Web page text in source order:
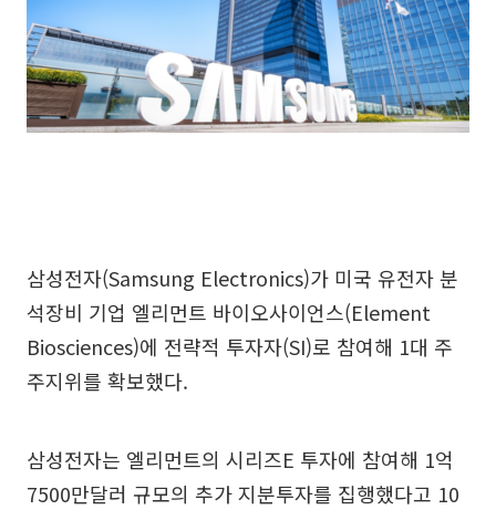
삼성전자(Samsung Electronics)가 미국 유전자 분
석장비 기업 엘리먼트 바이오사이언스(Element
Biosciences)에 전략적 투자자(SI)로 참여해 1대 주
주지위를 확보했다.
삼성전자는 엘리먼트의 시리즈E 투자에 참여해 1억
7500만달러 규모의 추가 지분투자를 집행했다고 10